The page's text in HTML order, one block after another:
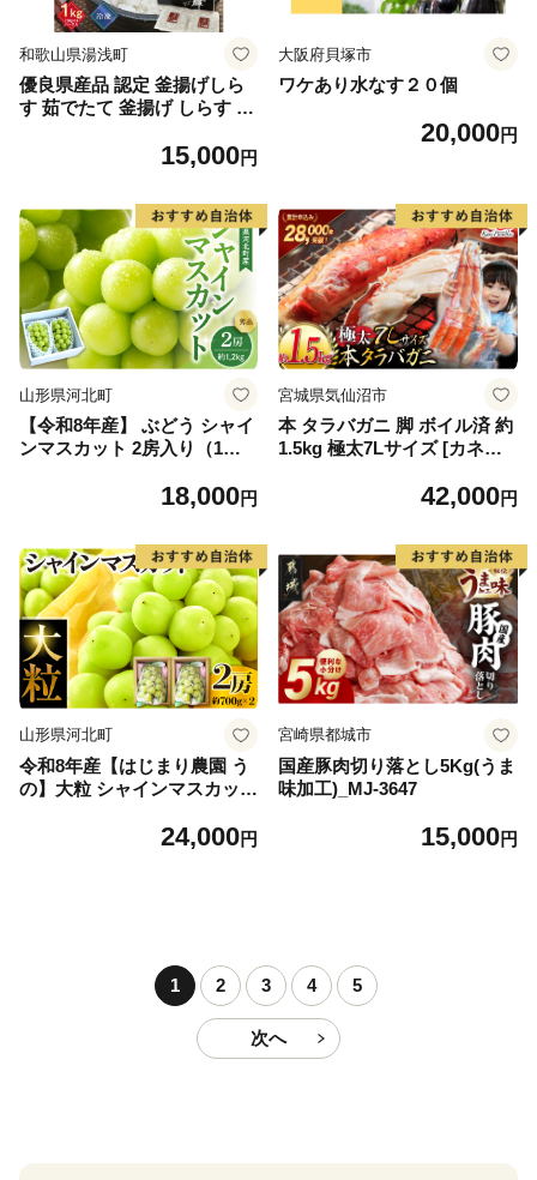
和歌山県湯浅町
優良県産品 認定 釜揚げしら
す 茹でたて 釜揚げ しらす 無
国産 海の幸 海鮮 魚介 紀州湯
無料_C6035n
15,000円
大阪府貝塚市
ワケあり水なす２０個
20,000円
山形県河北町
【令和8年産】 ぶどう シャイ
ンマスカット 2房入り（1房6
産【山形eLab】 ka074-023-r
18,000円
宮城県気仙沼市
本 タラバガニ 脚 ボイル済 約
1.5kg 極太7Lサイズ [カネダ
6] カニ かに 蟹 たらばがに た
42,000円
山形県河北町
令和8年産【はじまり農園 う
の】大粒 シャインマスカット
河北町産 【河北町観光物産協
24,000円
宮崎県都城市
国産豚肉切り落とし5Kg(うま
味加工)_MJ-3647
15,000円
1 2 3 4 5
次へ